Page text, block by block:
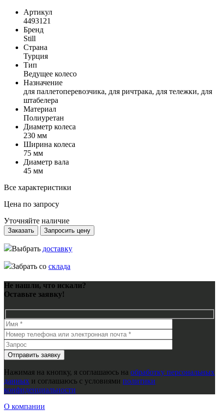
Артикул
4493121
Бренд
Still
Страна
Турция
Тип
Ведущее колесо
Назначение
для паллетоперевозчика, для ричтрака, для тележки, для
штабелера
Материал
Полиуретан
Диаметр колеса
230 мм
Ширина колеса
75 мм
Диаметр вала
45 мм
Все характеристики
Цена по запросу
Уточняйте наличие
Заказать Запросить цену
Выбрать доставку
Забрать со склада
Не нашли, что искали?
Оставьте заявку!
Нажимая на кнопку, я соглашаюсь на обработку персональных
данных и соглашаюсь с условиями политики
конфиденциальности
О компании